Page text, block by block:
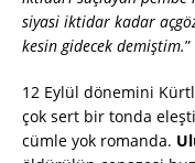
siyasi iktidar kadar
kesin gidecek demiştim.”
12 Eylül dönemini
çok sert bir tonda
cümle yok romanda.